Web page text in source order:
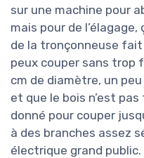
sur une machine pour
mais pour de
de la tronçonneuse
peux couper sans trop
cm de diamètre, un
et que le bois n’est
donné pour couper
à des branches assez
électrique grand public.